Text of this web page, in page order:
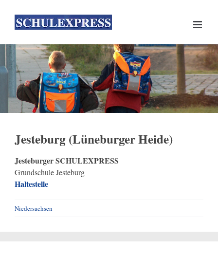
content
Jesteburg (Lüneburger Heide)
Jesteburger SCHULEXPRESS
Grundschule Jesteburg
Haltestelle
Niedersachsen